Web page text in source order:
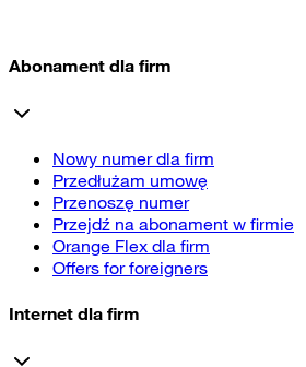
Abonament dla firm
Nowy numer dla firm
Przedłużam umowę
Przenoszę numer
Przejdź na abonament w firmie
Orange Flex dla firm
Offers for foreigners
Internet dla firm